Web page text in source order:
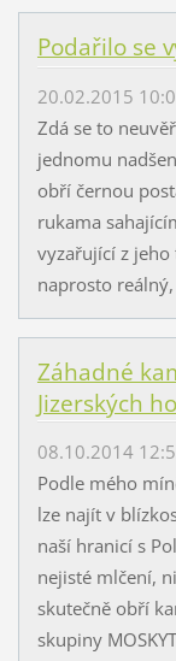
Podařilo se
20.02.2015
Zdá se to
jednomu
obří černou
rukama
vyzařující z
naprosto
Záhadné
Jizerských
08.10.2014
Podle mého
lze najít v
naší hranicí s
nejisté mlčení,
skutečně obří
skupiny